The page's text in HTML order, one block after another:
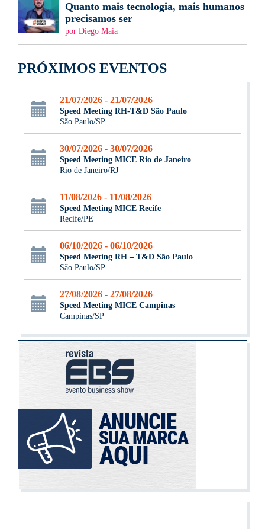
Quanto mais tecnologia, mais humanos
precisamos ser
por Diego Maia
PRÓXIMOS EVENTOS
21/07/2026 - 21/07/2026
Speed Meeting RH-T&D São Paulo
São Paulo/SP
30/07/2026 - 30/07/2026
Speed Meeting MICE Rio de Janeiro
Rio de Janeiro/RJ
11/08/2026 - 11/08/2026
Speed Meeting MICE Recife
Recife/PE
06/10/2026 - 06/10/2026
Speed Meeting RH – T&D São Paulo
São Paulo/SP
27/08/2026 - 27/08/2026
Speed Meeting MICE Campinas
Campinas/SP